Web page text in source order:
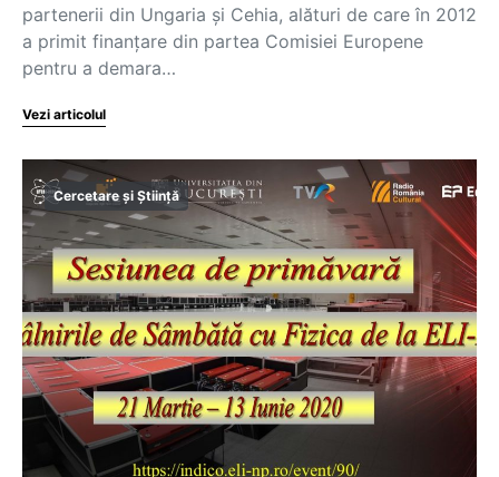
partenerii din Ungaria și Cehia, alături de care în 2012
a primit finanțare din partea Comisiei Europene
pentru a demara…
Vezi articolul
Cercetare și Știință